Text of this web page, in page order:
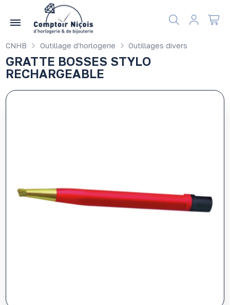
CNHB Outillage d'horlogerie Outillages divers
GRATTE BOSSES STYLO
RECHARGEABLE
Gérer les préférences en matière de cookies